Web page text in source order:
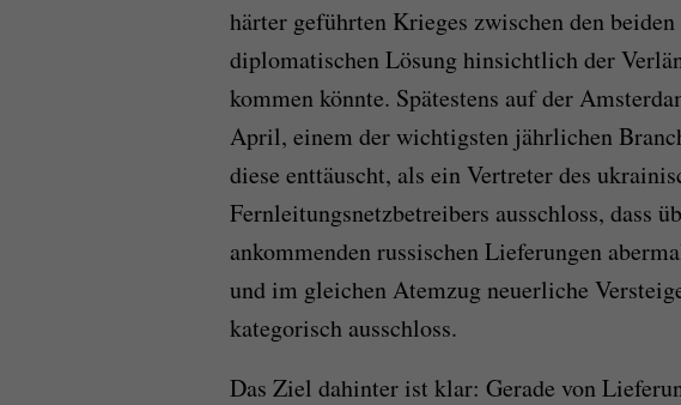
härter geführten Krieges zwischen den
diplomatischen Lösung hinsichtlich der
kommen könnte. Spätestens auf der
April, einem der wichtigsten jährlichen
diese enttäuscht, als ein Vertreter des
Fernleitungsnetzbetreibers ausschloss, dass
ankommenden russischen Lieferungen
und im gleichen Atemzug neuerliche
kategorisch ausschloss.
Das Ziel dahinter ist klar: Gerade von